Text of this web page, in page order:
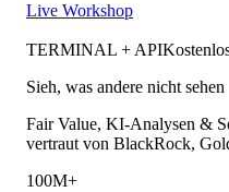
Live Workshop
TERMINAL + API
Sieh, was andere nicht sehen
Fair Value, KI-Analysen &
vertraut von BlackRock,
100M+